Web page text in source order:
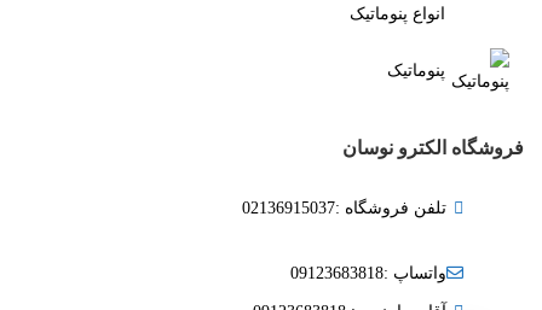
انواع پنوماتیک
پنوماتیک
فروشگاه الکترو نوسان
تلفن فروشگاه :02136915037
واتساپ :09123683818